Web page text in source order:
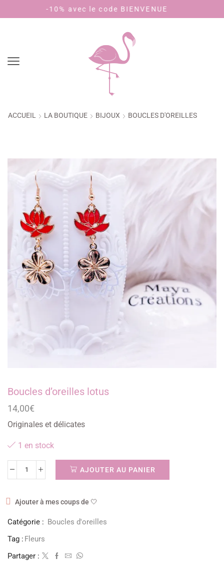
le code BIENVENUE Payez en 4 fois
ACCUEIL LA BOUTIQUE BIJOUX BOUCLES D'OREILLES
Boucles d’oreilles lotus
14,00€
Originales et délicates
1 en stock
AJOUTER AU PANIER
Ajouter à mes coups de 🤍
Catégorie : Boucles d'oreilles
Tag : Fleurs
Partager :